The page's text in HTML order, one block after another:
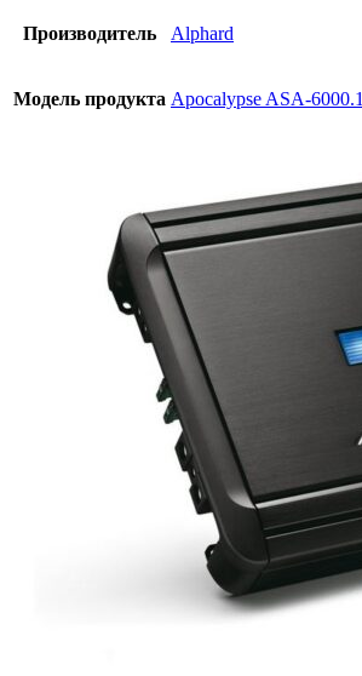
Производитель Alphard
Модель продукта Apocalypse ASA-6000.1